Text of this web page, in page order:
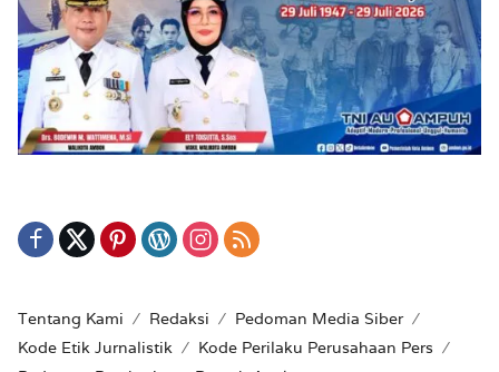
Tentang Kami Redaksi
Pedoman Media Siber
Kode Etik Jurnalistik
Kode Perilaku Perusahaan Pers